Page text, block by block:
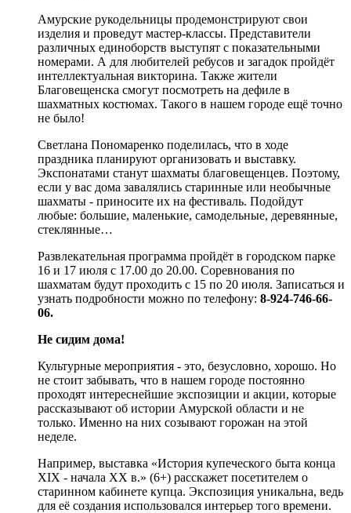
Амурские рукодельницы продемонстрируют свои
изделия и проведут мастер-классы. Представители
различных единоборств выступят с показательными
номерами. А для любителей ребусов и загадок пройдёт
интеллектуальная викторина. Также жители
Благовещенска смогут посмотреть на дефиле в
шахматных костюмах. Такого в нашем городе ещё точно
не было!
Светлана Пономаренко поделилась, что в ходе
праздника планируют организовать и выставку.
Экспонатами станут шахматы благовещенцев. Поэтому,
если у вас дома завалялись старинные или необычные
шахматы - приносите их на фестиваль. Подойдут
любые: большие, маленькие, самодельные, деревянные,
стеклянные…
Развлекательная программа пройдёт в городском парке
16 и 17 июля с 17.00 до 20.00. Соревнования по
шахматам будут проходить с 15 по 20 июля. Записаться и
узнать подробности можно по телефону: 8-924-746-66-
06.
Не сидим дома!
Культурные мероприятия - это, безусловно, хорошо. Но
не стоит забывать, что в нашем городе постоянно
проходят интереснейшие экспозиции и акции, которые
рассказывают об истории Амурской области и не
только. Именно на них созывают горожан на этой
неделе.
Например, выставка «История купеческого быта конца
XIX - начала XX в.» (6+) расскажет посетителем о
старинном кабинете купца. Экспозиция уникальна, ведь
для её создания использовался интерьер того времени.